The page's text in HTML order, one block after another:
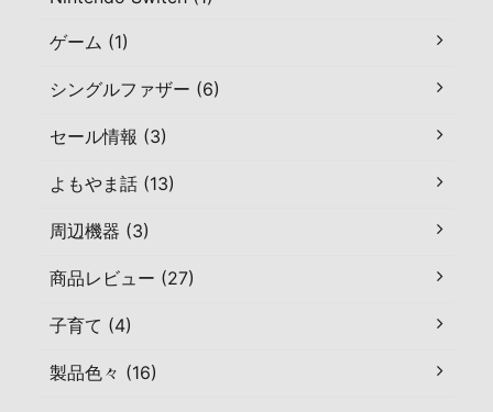
ゲーム (1)
シングルファザー (6)
セール情報 (3)
よもやま話 (13)
周辺機器 (3)
商品レビュー (27)
子育て (4)
製品色々 (16)